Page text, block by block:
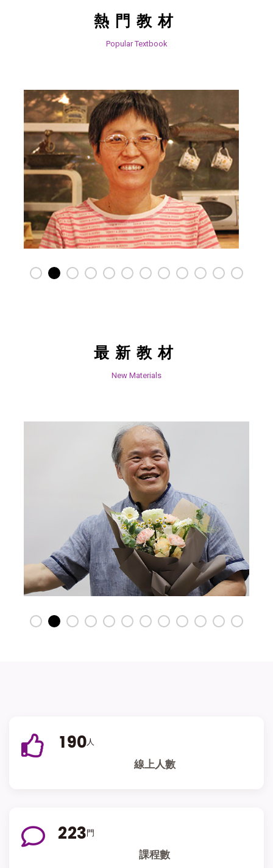
熱門教材
Popular Textbook
最新教材
New Materials
190人
線上人數
223門
課程數